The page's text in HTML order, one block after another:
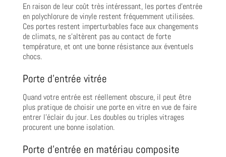
En raison de leur coût très intéressant, les portes d’entrée
en polychlorure de vinyle restent fréquemment utilisées.
Ces portes restent imperturbables face aux changements
de climats, ne s’altèrent pas au contact de forte
température, et ont une bonne résistance aux éventuels
chocs.
Porte d’entrée vitrée
Quand votre entrée est réellement obscure, il peut être
plus pratique de choisir une porte en vitre en vue de faire
entrer l’éclair du jour. Les doubles ou triples vitrages
procurent une bonne isolation.
Porte d’entrée en matériau composite